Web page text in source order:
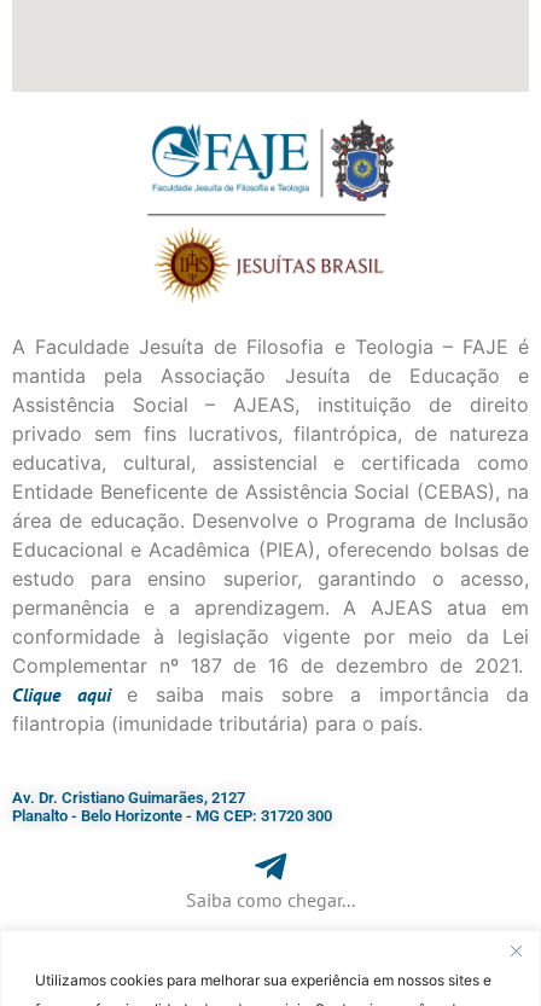
Utilizamos cookies para melhorar sua experiência em nossos sites e
A Faculdade Jesuíta de Filosofia e Teologia – FAJE é
mantida pela Associação Jesuíta de Educação e
Assistência Social – AJEAS, instituição de direito
privado sem fins lucrativos, filantrópica, de natureza
educativa, cultural, assistencial e certificada como
Entidade Beneficente de Assistência Social (CEBAS), na
área de educação. Desenvolve o Programa de Inclusão
Educacional e Acadêmica (PIEA), oferecendo bolsas de
estudo para ensino superior, garantindo o acesso,
permanência e a aprendizagem. A AJEAS atua em
conformidade à legislação vigente por meio da Lei
Complementar nº 187 de 16 de dezembro de 2021.
Cliqueaqui
e saiba mais sobre a importância da
filantropia (imunidade tributária) para o país.
Av. Dr. Cristiano Guimarães, 2127
Planalto - Belo Horizonte - MG CEP: 31720 300
Saiba como chegar...